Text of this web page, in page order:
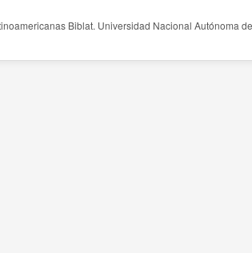
Biblat. Universidad Nacional Autónoma